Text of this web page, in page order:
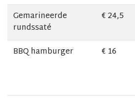
Gemarineerde
rundssaté
€ 24,5
BBQ hamburger
€ 16